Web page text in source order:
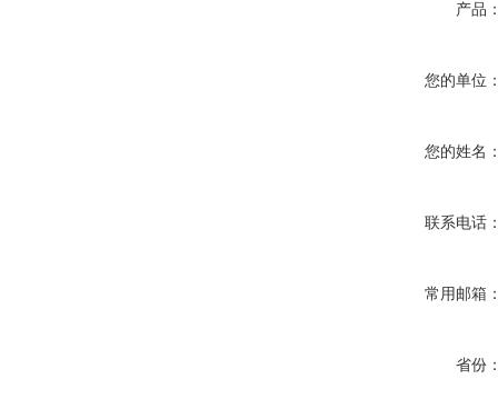
产品
您的单位
您的姓名
联系电话
常用邮箱
省份